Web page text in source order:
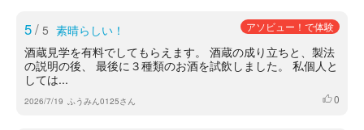
5/ 5 素晴らしい！ アソビュー！で体験
酒蔵見学を有料でしてもらえます。 酒蔵の成り立ちと、製法
の説明の後、 最後に３種類のお酒を試飲しました。 私個人と
しては...
2026/7/19 ふうみん0125さん いいね
0